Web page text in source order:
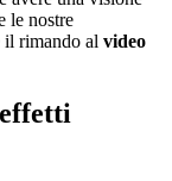
le nostre
il rimando al video